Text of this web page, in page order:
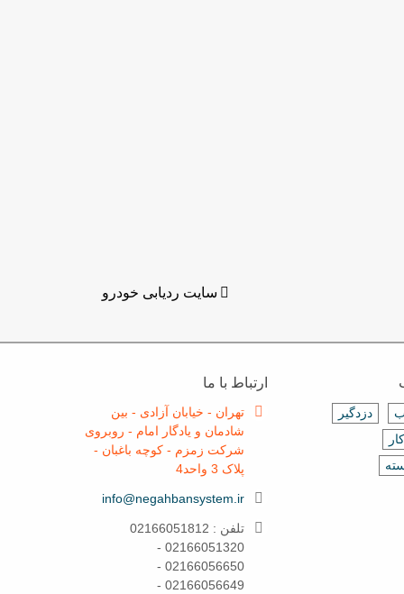
سایت ردیابی خودرو
دزدگیر
ارتباط با ما
تهران - خیابان آزادی - بین
شادمان و یادگار امام - روبروی
شرکت زمزم - کوچه باغبان -
پلاک 3 واحد4
info@negahbansystem.ir
تلفن : 02166051812
02166051320 -
02166056650 -
02166056649 -